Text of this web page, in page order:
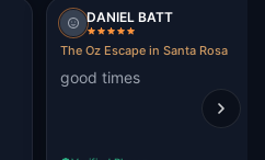
DANIEL BATT
The Oz Escape in Santa Rosa
good times